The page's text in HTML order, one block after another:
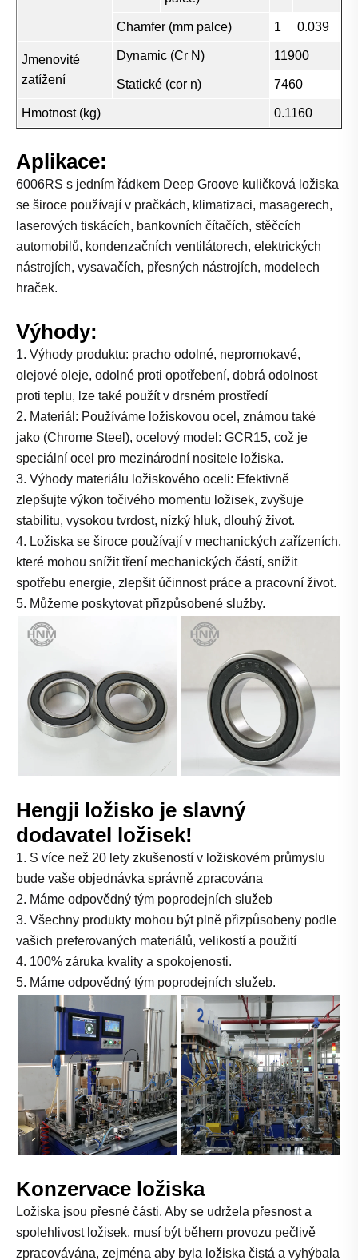
Chamfer (mm palce) 1 0.039
Jmenovité
zatížení
Dynamic (Cr N) 11900
Statické (cor n) 7460
Hmotnost (kg) 0.1160
Aplikace:
6006RS s jedním řádkem Deep Groove kuličková ložiska
se široce používají v pračkách, klimatizaci, masagerech,
laserových tiskácích, bankovních čítačích, stěčcích
automobilů, kondenzačních ventilátorech, elektrických
nástrojích, vysavačích, přesných nástrojích, modelech
hraček.
Výhody:
1. Výhody produktu: pracho odolné, nepromokavé,
olejové oleje, odolné proti opotřebení, dobrá odolnost
proti teplu, lze také použít v drsném prostředí
2. Materiál: Používáme ložiskovou ocel, známou také
jako (Chrome Steel), ocelový model: GCR15, což je
speciální ocel pro mezinárodní nositele ložiska.
3. Výhody materiálu ložiskového oceli: Efektivně
zlepšujte výkon točivého momentu ložisek, zvyšuje
stabilitu, vysokou tvrdost, nízký hluk, dlouhý život.
4. Ložiska se široce používají v mechanických zařízeních,
které mohou snížit tření mechanických částí, snížit
spotřebu energie, zlepšit účinnost práce a pracovní život.
5. Můžeme poskytovat přizpůsobené služby.
Hengji ložisko je slavný
dodavatel ložisek!
1. S více než 20 lety zkušeností v ložiskovém průmyslu
bude vaše objednávka správně zpracována
2. Máme odpovědný tým poprodejních služeb
3. Všechny produkty mohou být plně přizpůsobeny podle
vašich preferovaných materiálů, velikostí a použití
4. 100% záruka kvality a spokojenosti.
5. Máme odpovědný tým poprodejních služeb.
Konzervace ložiska
Ložiska jsou přesné části. Aby se udržela přesnost a
spolehlivost ložisek, musí být během provozu pečlivě
zpracovávána, zejména aby byla ložiska čistá a vyhýbala